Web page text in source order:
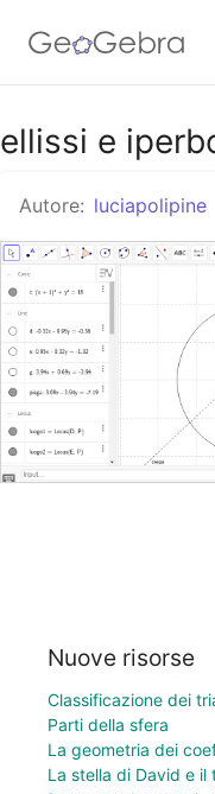
Google Classroom
GeoGebra
ellissi e
Autore: luciapolipine
Nuove risorse
Classificazione dei
Parti della sfera
La geometria dei
La stella di David e il